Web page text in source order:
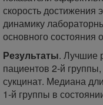
скорость достижения
динамику
основного состояния
Результаты. Лучшие
пациентов 2-й
сукцинат. Медиана
1-й группы в